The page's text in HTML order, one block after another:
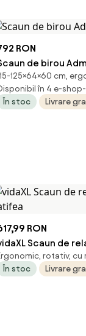
RON
de birou
125×64×60 cm,
în 4 e-
În stoc
Livrare
RON
Scaun de
rotativ,
În stoc
Livrare